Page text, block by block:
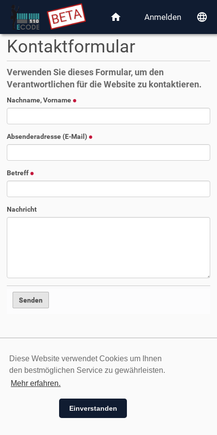
Diese Website verwendet Cookies um Ihnen
den bestmöglichen Service zu gewährleisten.
Mehr erfahren.
Einverstanden
home Anmelden language
Kontaktformular
Verwenden Sie dieses Formular, um den
Verantwortlichen für die Website zu kontaktieren.
Nachname, Vorname
Absenderadresse (E-Mail)
Betreff
Nachricht
BARRIEREFREIHEIT KONTAKT
IMPRESSUM